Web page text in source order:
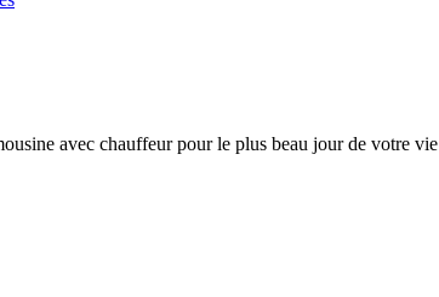
avec chauffeur pour le plus beau jour de votre vie